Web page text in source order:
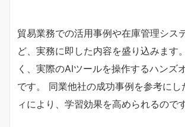
貿易業務での活用事例や在庫管理シス
ど、実務に即した内容を盛り込みます
く、実際のAIツールを操作するハンズ
です。 同業他社の成功事例を参考にし
ィにより、学習効果を高められるのです